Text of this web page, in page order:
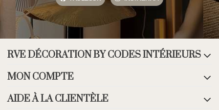
RVE DÉCORATION BY CODES INTÉRIEURS
MON COMPTE
AIDE À LA CLIENTÈLE